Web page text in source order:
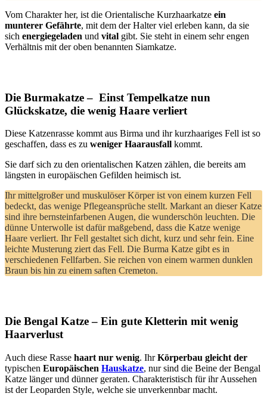
Vom Charakter her, ist die Orientalische Kurzhaarkatze ein
munterer Gefährte, mit dem der Halter viel erleben kann, da sie
sich energiegeladen und vital gibt. Sie steht in einem sehr engen
Verhältnis mit der oben benannten Siamkatze.
Die Burmakatze – Einst Tempelkatze nun
Glückskatze, die wenig Haare verliert
Diese Katzenrasse kommt aus Birma und ihr kurzhaariges Fell ist so
geschaffen, dass es zu weniger Haarausfall kommt.
Sie darf sich zu den orientalischen Katzen zählen, die bereits am
längsten in europäischen Gefilden heimisch ist.
Ihr mittelgroßer und muskulöser Körper ist von einem kurzen Fell
bedeckt, das wenige Pflegeansprüche stellt. Markant an dieser Katze
sind ihre bernsteinfarbenen Augen, die wunderschön leuchten. Die
dünne Unterwolle ist dafür maßgebend, dass die Katze wenige
Haare verliert. Ihr Fell gestaltet sich dicht, kurz und sehr fein. Eine
leichte Musterung ziert das Fell. Die Burma Katze gibt es in
verschiedenen Fellfarben. Sie reichen von einem warmen dunklen
Braun bis hin zu einem saften Cremeton.
Die Bengal Katze – Ein gute Kletterin mit wenig
Haarverlust
Auch diese Rasse haart nur wenig. IhrKörperbau gleicht der
typischen Europäischen Hauskatze, nur sind die Beine der Bengal
Katze länger und dünner geraten. Charakteristisch für ihr Aussehen
ist der Leoparden Style, welche sie unverkennbar macht.